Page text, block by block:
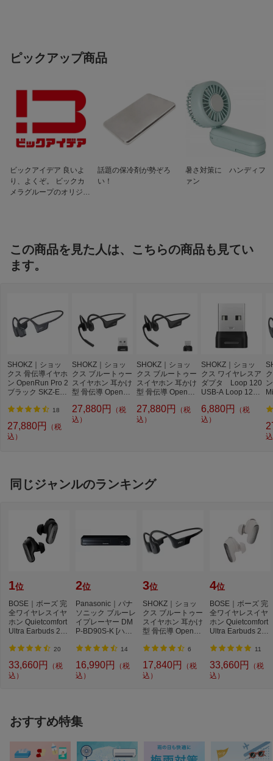
ピックアップ商品
ビックアイデア 良いよ
り、よくぞ。 ビックカ
メラグループのオリジナ
話題の保冷剤が勢ぞろ
い！
暑さ対策に ハンディフ
ァン
この商品を見た人は、こちらの商品も見てい
ます。
SHOKZ｜ショッ
クス 骨伝導イヤホ
ン OpenRun Pro 2
ブラック SKZ-EP-
ス(ネックバンド) /
h対応]
18
27,880円
（税
込）
SHOKZ｜ショッ
クス ブルートゥー
スイヤホン 耳かけ
型 骨伝導 OpenCo
025) SKZ-EP-000
040 [骨伝導型 /Blu
27,880円
（税
込）
SHOKZ｜ショッ
クス ブルートゥー
スイヤホン 耳かけ
型 骨伝導 OpenCo
025) SKZ-EP-000
041 [骨伝導型 /Blu
27,880円
（税
込）
SHOKZ｜ショッ
クス ワイヤレスア
ダプタ Loop 120
USB-A Loop 120
EP-000042
6,880円
（税
込）
同じジャンルのランキング
1位
BOSE｜ボーズ 完
全ワイヤレスイヤ
ホン Quietcomfort
Ultra Earbuds 2nd
U...
20
33,660円
（税
込）
2位
Panasonic｜パナ
ソニック ブルーレ
イプレーヤー DM
P-BD90S-K [ハイ
用...
14
16,990円
（税
込）
3位
SHOKZ｜ショッ
クス ブルートゥー
スイヤホン 耳かけ
型 骨伝導 OpenRu
P...
6
17,840円
（税
込）
4位
BOSE｜ボーズ 完
全ワイヤレスイヤ
ホン Quietcomfort
Ultra Earbuds 2nd
O...
11
33,660円
（税
込）
おすすめ特集